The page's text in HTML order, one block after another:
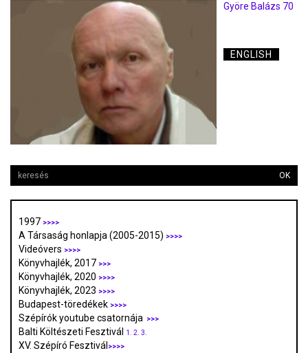
Györe Balázs 70
ENGLISH
OK
1997 >>>>
A Társaság honlapja (2005-2015) >>>>
Videóvers >>>>
Könyvhajlék, 2017 >>>
Könyvhajlék, 2020 >>>>
Könyvhajlék, 2023 >>>>
Budapest-töredékek >>>>
Szépírók youtube csatornája >>>
Balti Költészeti Fesztivál 1. 2. 3.
XV. Szépíró Fesztivál >>>>